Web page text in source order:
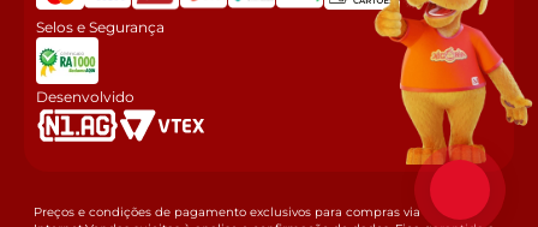
Selos e Segurança
Desenvolvido
Preços e condições de pagamento exclusivos para compras via